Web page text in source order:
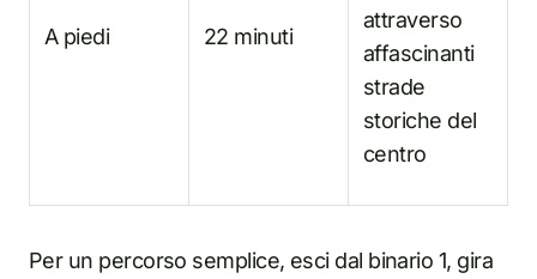
A piedi 22 minuti
attraverso
affascinanti
strade
storiche del
centro
Per un percorso semplice, esci dal binario 1, gira